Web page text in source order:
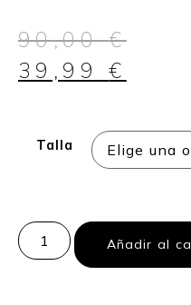
90,00€
39,99€
Talla
Añadir al